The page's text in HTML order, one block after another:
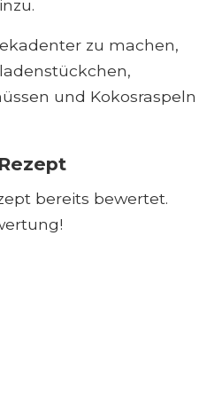
zu machen,
und Kokosraspeln
bereits bewertet.